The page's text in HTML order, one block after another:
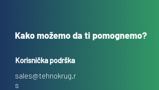
Kako možemo da ti pomognemo?
Korisnička podrška
sales@tehnokrug.r
s